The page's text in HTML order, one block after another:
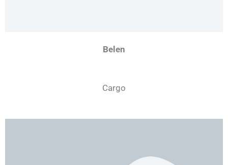
Belen
Cargo